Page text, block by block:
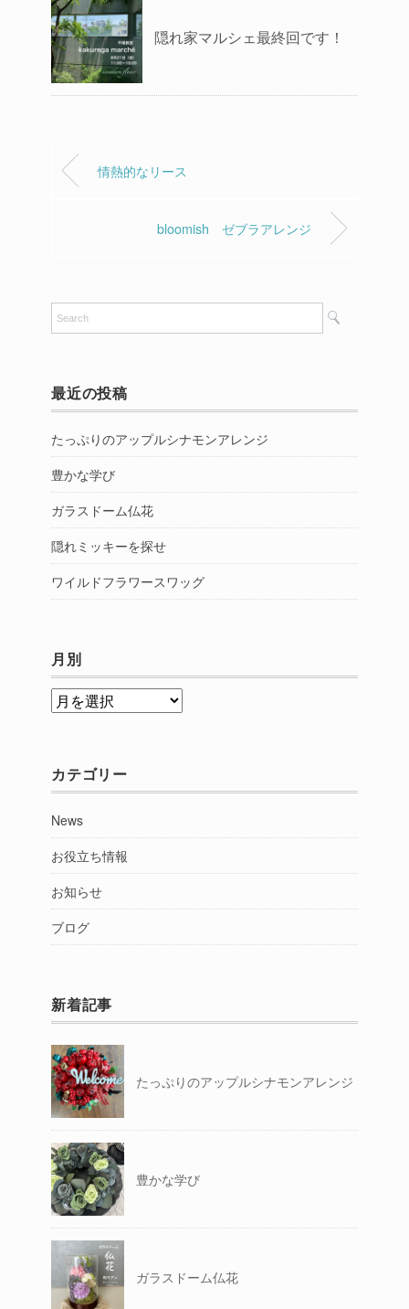
隠れ家マルシェ最終回です！
情熱的なリース
bloomish ゼブラアレンジ
最近の投稿
たっぷりのアップルシナモンアレンジ
豊かな学び
ガラスドーム仏花
隠れミッキーを探せ
ワイルドフラワースワッグ
月別
月
カテゴリー
News
お役立ち情報
お知らせ
ブログ
新着記事
たっぷりのアップルシナモンアレンジ
豊かな学び
ガラスドーム仏花